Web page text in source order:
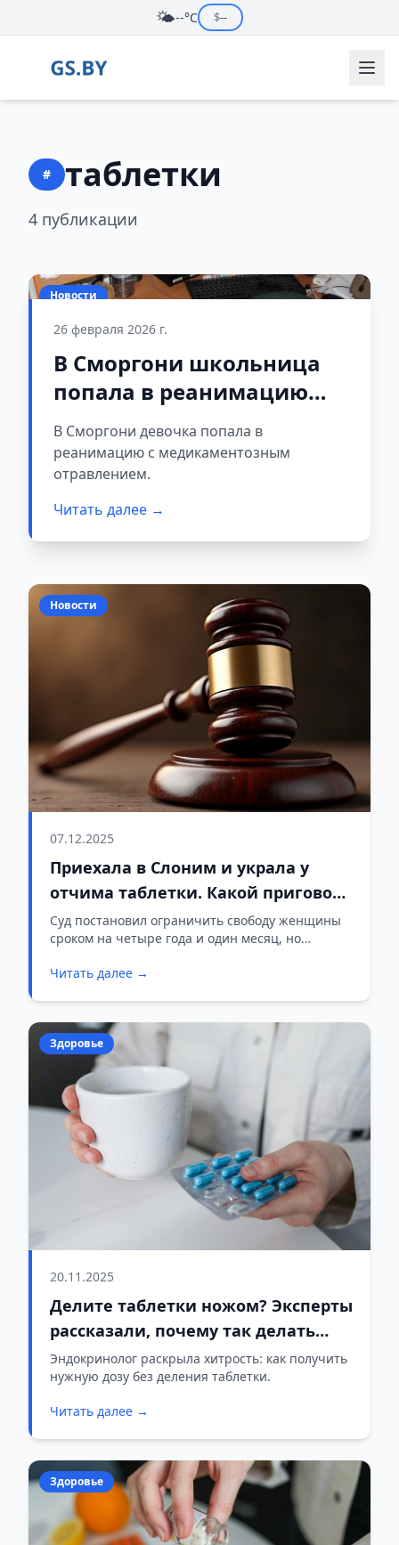
🌤️--°C $--
# таблетки
4 публикации
Новости
26 февраля 2026 г.
В Сморгони школьница
попала в реанимацию
после приёма более 20
таблеток парацетамола
В Сморгони девочка попала в
реанимацию с медикаментозным
отравлением.
Читать далее →
Новости
07.12.2025
Приехала в Слоним и украла у
отчима таблетки. Какой приговор
вынес суд?
Суд постановил ограничить свободу женщины
сроком на четыре года и один месяц, но
Читать далее →
Здоровье
20.11.2025
Делите таблетки ножом? Эксперты
рассказали, почему так делать
опасно
Эндокринолог раскрыла хитрость: как получить
нужную дозу без деления таблетки.
Читать далее →
Здоровье